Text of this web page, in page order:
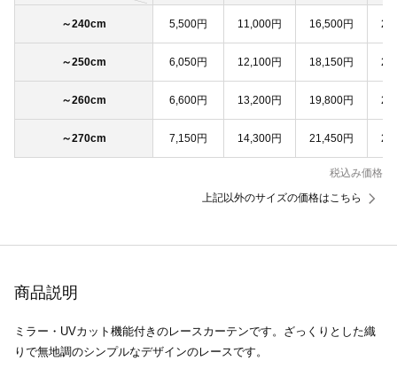
～240cm 5,500円 11,000円 16,500円
～250cm 6,050円 12,100円 18,150円
～260cm 6,600円 13,200円 19,800円
～270cm 7,150円 14,300円 21,450円
税込み価格
上記以外のサイズの価格はこちら
商品説明
ミラー・UVカット機能付きのレースカーテンです。ざっくりとした織
りで無地調のシンプルなデザインのレースです。